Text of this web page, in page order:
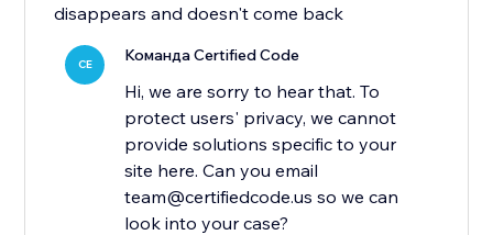
disappears and doesn't come back
CE Команда Certified Code
Hi, we are sorry to hear that. To
protect users' privacy, we cannot
provide solutions specific to your
site here. Can you email
team@certifiedcode.us so we can
look into your case?